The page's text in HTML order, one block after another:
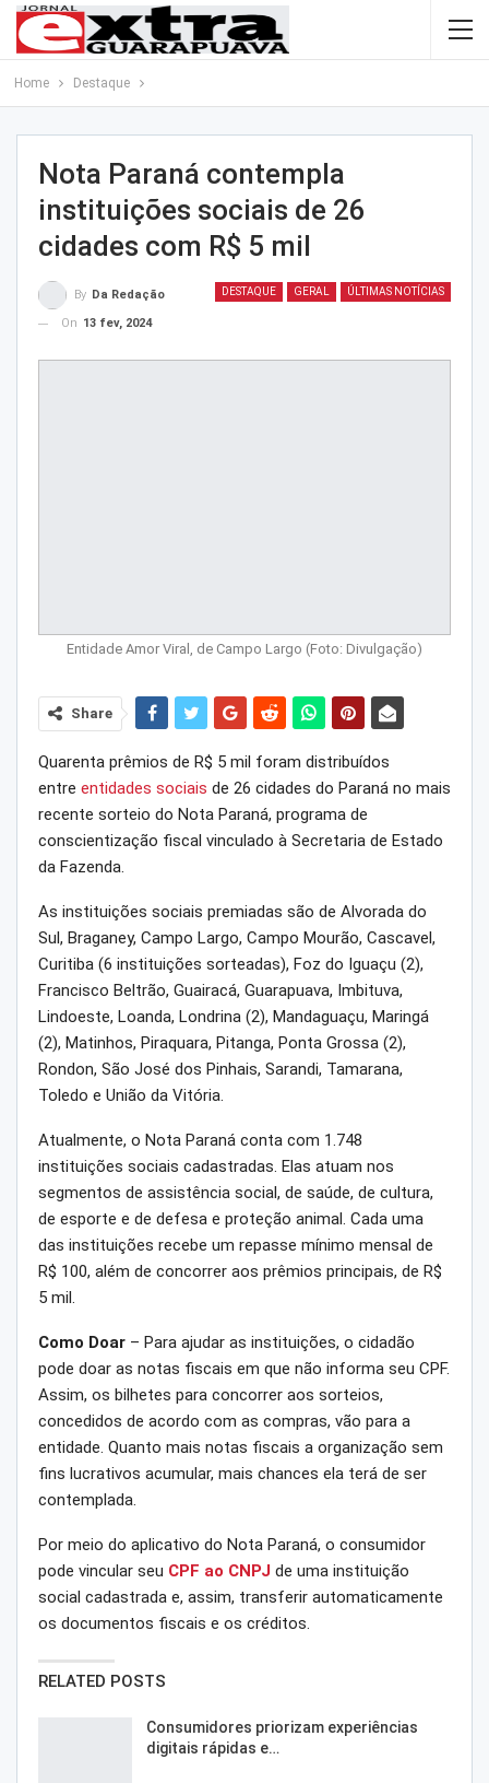
Home Destaque
Nota Paraná contempla
instituições sociais de 26
cidades com R$ 5 mil
DESTAQUE GERAL ÚLTIMAS NOTÍCIAS
By Da Redação
On 13 fev, 2024
Entidade Amor Viral, de Campo Largo (Foto: Divulgação)
Share
Quarenta prêmios de R$ 5 mil foram distribuídos
entre entidades sociais de 26 cidades do Paraná no mais
recente sorteio do Nota Paraná, programa de
conscientização fiscal vinculado à Secretaria de Estado
da Fazenda.
As instituições sociais premiadas são de Alvorada do
Sul, Braganey, Campo Largo, Campo Mourão, Cascavel,
Curitiba (6 instituições sorteadas), Foz do Iguaçu (2),
Francisco Beltrão, Guairacá, Guarapuava, Imbituva,
Lindoeste, Loanda, Londrina (2), Mandaguaçu, Maringá
(2), Matinhos, Piraquara, Pitanga, Ponta Grossa (2),
Rondon, São José dos Pinhais, Sarandi, Tamarana,
Toledo e União da Vitória.
Atualmente, o Nota Paraná conta com 1.748
instituições sociais cadastradas. Elas atuam nos
segmentos de assistência social, de saúde, de cultura,
de esporte e de defesa e proteção animal. Cada uma
das instituições recebe um repasse mínimo mensal de
R$ 100, além de concorrer aos prêmios principais, de R$
5 mil.
Como Doar – Para ajudar as instituições, o cidadão
pode doar as notas fiscais em que não informa seu CPF.
Assim, os bilhetes para concorrer aos sorteios,
concedidos de acordo com as compras, vão para a
entidade. Quanto mais notas fiscais a organização sem
fins lucrativos acumular, mais chances ela terá de ser
contemplada.
Por meio do aplicativo do Nota Paraná, o consumidor
pode vincular seu CPF ao CNPJ de uma instituição
social cadastrada e, assim, transferir automaticamente
os documentos fiscais e os créditos.
RELATED POSTS
Consumidores priorizam experiências
digitais rápidas e…